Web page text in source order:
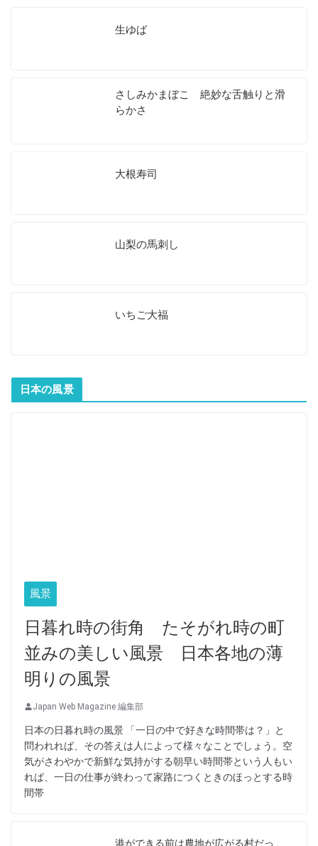
生ゆば
さしみかまぼこ 絶妙な舌触りと滑
らかさ
大根寿司
山梨の馬刺し
いちご大福
日本の風景
風景
日暮れ時の街角 たそがれ時の町
並みの美しい風景 日本各地の薄
明りの風景
Japan Web Magazine 編集部
日本の日暮れ時の風景 「一日の中で好きな時間帯は？」と
問われれば、その答えは人によって様々なことでしょう。空
気がさわやかで新鮮な気持がする朝早い時間帯という人もい
れば、一日の仕事が終わって家路につくときのほっとする時
間帯
港ができる前は農地が広がる村だっ